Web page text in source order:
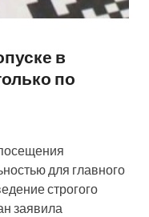
в
по
для главного
строгого
заявила